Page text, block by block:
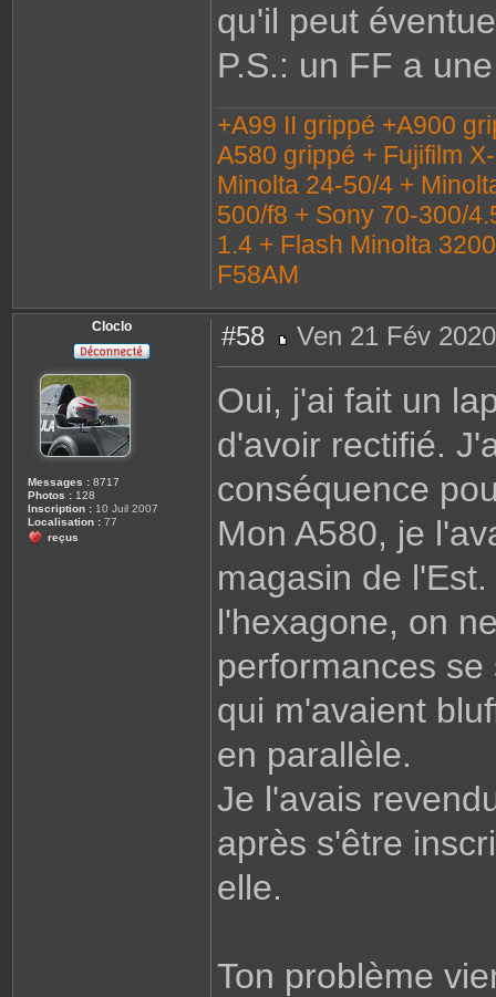
qu'il peut
P.S.: un FF a
+A99 II grippé +A900
A580 grippé + Fujifilm
Minolta 24-50/4 +
500/f8 + Sony 70-300/
1.4 + Flash Minolta
F58AM
Cloclo
Messages : 8717
Photos : 128
Inscription : 10 Juil 2007
Localisation : 77
reçus
#58
e
g
Ven 21 Fév
Oui, j'ai fait un
d'avoir rectifié.
conséquence
Mon A580, je
magasin de
l'hexagone, on
performances
qui m'avaient
en parallèle.
Je l'avais
après s'être
elle.
Ton problème